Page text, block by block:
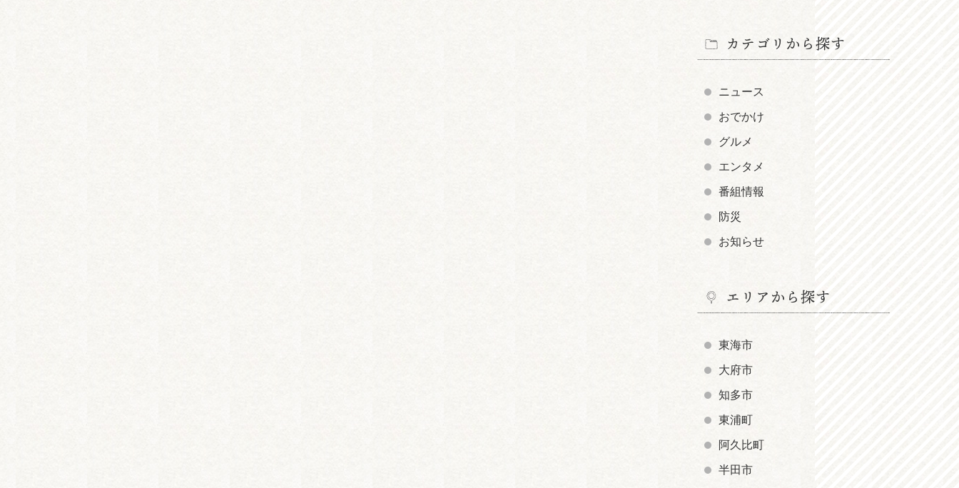
カテゴリから探す
ニュース
おでかけ
グルメ
エンタメ
番組情報
防災
お知らせ
エリアから探す
東海市
大府市
知多市
東浦町
阿久比町
半田市